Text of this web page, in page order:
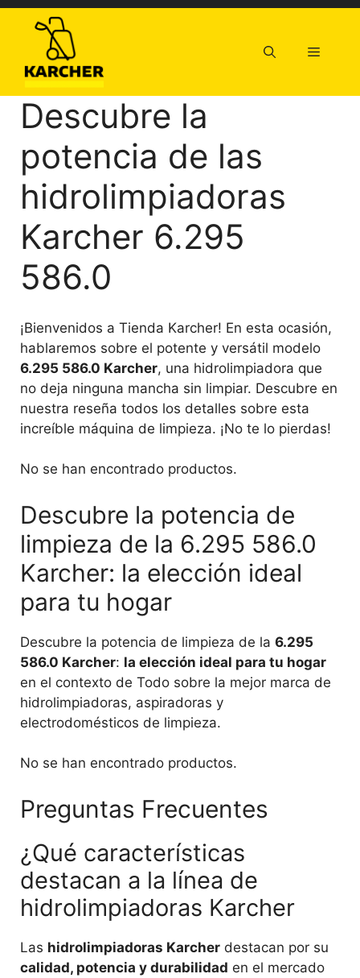
Saltar
contenido
Menú
Descubre la
potencia de las
hidrolimpiadoras
Karcher 6.295
586.0
¡Bienvenidos a Tienda Karcher! En esta ocasión,
hablaremos sobre el potente y versátil modelo
6.295 586.0 Karcher, una hidrolimpiadora que
no deja ninguna mancha sin limpiar. Descubre en
nuestra reseña todos los detalles sobre esta
increíble máquina de limpieza. ¡No te lo pierdas!
No se han encontrado productos.
Descubre la potencia de
limpieza de la 6.295 586.0
Karcher: la elección ideal
para tu hogar
Descubre la potencia de limpieza de la 6.295
586.0 Karcher: la elección ideal para tu hogar
en el contexto de Todo sobre la mejor marca de
hidrolimpiadoras, aspiradoras y
electrodomésticos de limpieza.
No se han encontrado productos.
Preguntas Frecuentes
¿Qué características
destacan a la línea de
hidrolimpiadoras Karcher
Las hidrolimpiadoras Karcher destacan por su
calidad, potencia y durabilidad en el mercado